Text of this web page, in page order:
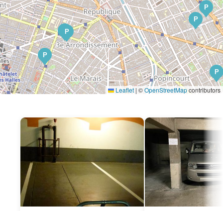
P
P
P
P
P
P
P
Leaflet | ©OpenStreetMapcontributors